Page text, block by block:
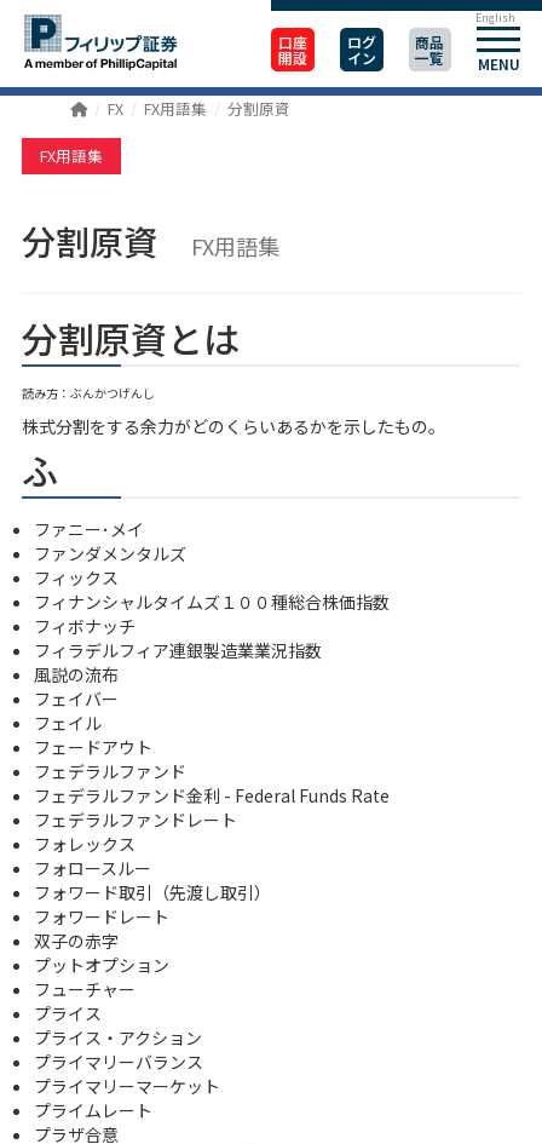
口座
開設
ログ
イン
商品
一覧 MENU
English
FX FX用語集 分割原資
FX用語集
分割原資 FX用語集
分割原資とは
読み方：ぶんかつげんし
株式分割をする余力がどのくらいあるかを示したもの。
ふ
ファニー･メイ
ファンダメンタルズ
フィックス
フィナンシャルタイムズ１００種総合株価指数
フィボナッチ
フィラデルフィア連銀製造業業況指数
風説の流布
フェイバー
フェイル
フェードアウト
フェデラルファンド
フェデラルファンド金利 - Federal Funds Rate
フェデラルファンドレート
フォレックス
フォロースルー
フォワード取引（先渡し取引）
フォワードレート
双子の赤字
プットオプション
フューチャー
プライス
プライス・アクション
プライマリーバランス
プライマリーマーケット
プライムレート
プラザ合意